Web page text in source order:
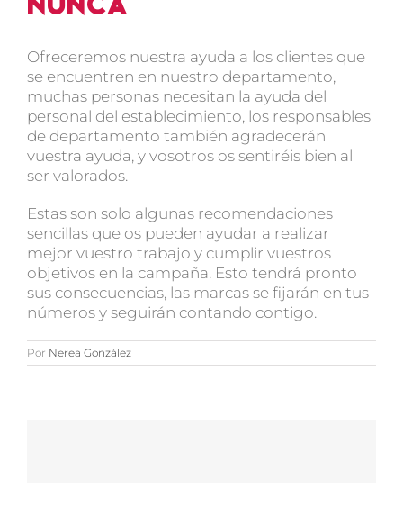
Ofreceremos nuestra ayuda a los clientes que
se encuentren en nuestro departamento,
muchas personas necesitan la ayuda del
personal del establecimiento, los responsables
de departamento también agradecerán
vuestra ayuda, y vosotros os sentiréis bien al
ser valorados.
Estas son solo algunas recomendaciones
sencillas que os pueden ayudar a realizar
mejor vuestro trabajo y cumplir vuestros
objetivos en la campaña. Esto tendrá pronto
sus consecuencias, las marcas se fijarán en tus
números y seguirán contando contigo.
Por Nerea González